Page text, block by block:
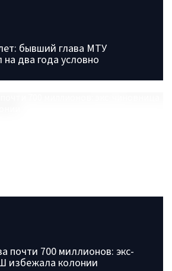
бывший глава МТУ
два года условно
почти 700 миллионов: экс-
избежала колонии